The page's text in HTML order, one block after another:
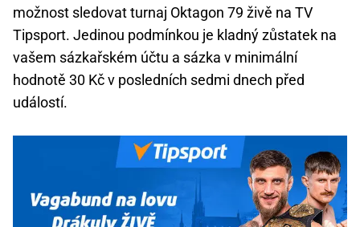
možnost sledovat turnaj Oktagon 79 živě na TV
Tipsport. Jedinou podmínkou je kladný zůstatek na
vašem sázkařském účtu a sázka v minimální
hodnotě 30 Kč v posledních sedmi dnech před
událostí.